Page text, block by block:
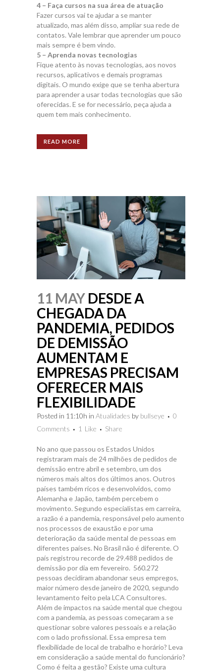
4 – Faça cursos na sua área de atuação
Fazer cursos vai te ajudar a se manter
atualizado, mas além disso, ampliar sua rede de
contatos. Vale lembrar que aprender um pouco
mais sempre é bem vindo.
5 – Aprenda novas tecnologias
Fique atento às novas tecnologias, aos novos
recursos, aplicativos e demais programas
digitais. O mundo exige que se tenha abertura
para aprender a usar todas tecnologias que são
oferecidas. E se for necessário, peça ajuda a
quem tem mais conhecimento.
READ MORE
11 MAY DESDE A
CHEGADA DA
PANDEMIA, PEDIDOS
DE DEMISSÃO
AUMENTAM E
EMPRESAS PRECISAM
OFERECER MAIS
FLEXIBILIDADE
Posted in 11:10h in Atualidades by bullseye
0
Comments
1 Like Share
No ano que passou os Estados Unidos
registraram mais de 24 milhões de pedidos de
demissão entre abril e setembro, um dos
números mais altos dos últimos anos. Outros
países também ricos e desenvolvidos, como
Alemanha e Japão, também percebem o
movimento. Segundo especialistas em carreira,
a razão é a pandemia, responsável pelo aumento
nos processos de exaustão e por uma
deterioração da saúde mental de pessoas em
diferentes países. No Brasil não é diferente. O
país registrou recorde de 29.488 pedidos de
demissão por dia em fevereiro. 560.272
pessoas decidiram abandonar seus empregos,
maior número desde janeiro de 2020, segundo
levantamento feito pela LCA Consultores.
Além de impactos na saúde mental que chegou
com a pandemia, as pessoas começaram a se
questionar sobre valores pessoais e a relação
com o lado profissional. Essa empresa tem
flexibilidade de local de trabalho e horário? Leva
em consideração a saúde mental do funcionário?
Como é feita a gestão? Existe uma cultura